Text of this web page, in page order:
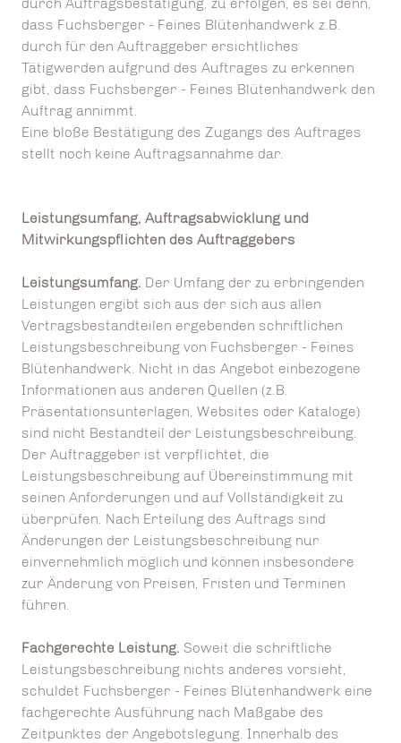
dass Fuchsberger - Feines Blütenhandwerk z.B.
durch für den Auftraggeber ersichtliches
Tätigwerden aufgrund des Auftrages zu erkennen
gibt, dass Fuchsberger - Feines Blütenhandwerk den
Auftrag annimmt.
Eine bloße Bestätigung des Zugangs des Auftrages
stellt noch keine Auftragsannahme dar.
Leistungsumfang, Auftragsabwicklung und
Mitwirkungspflichten des Auftraggebers
Leistungsumfang. Der Umfang der zu erbringenden
Leistungen ergibt sich aus der sich aus allen
Vertragsbestandteilen ergebenden schriftlichen
Leistungsbeschreibung von Fuchsberger - Feines
Blütenhandwerk. Nicht in das Angebot einbezogene
Informationen aus anderen Quellen (z.B.
Präsentationsunterlagen, Websites oder Kataloge)
sind nicht Bestandteil der Leistungsbeschreibung.
Der Auftraggeber ist verpflichtet, die
Leistungsbeschreibung auf Übereinstimmung mit
seinen Anforderungen und auf Vollständigkeit zu
überprüfen. Nach Erteilung des Auftrags sind
Änderungen der Leistungsbeschreibung nur
einvernehmlich möglich und können insbesondere
zur Änderung von Preisen, Fristen und Terminen
führen.
Fachgerechte Leistung. Soweit die schriftliche
Leistungsbeschreibung nichts anderes vorsieht,
schuldet Fuchsberger - Feines Blütenhandwerk eine
fachgerechte Ausführung nach Maßgabe des
Zeitpunktes der Angebotslegung. Innerhalb des